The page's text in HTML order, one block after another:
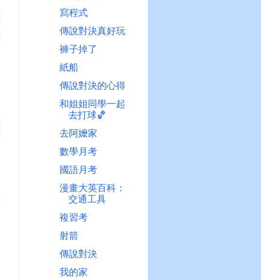
寫程式
傳說對決真好玩
褲子掉了
紙船
傳說對決的心得
和姐姐同學一起
去打球🏀
去阿嬤家
數學月考
國語月考
漫畫大英百科：
交通工具
複習考
射箭
傳說對決
我的家